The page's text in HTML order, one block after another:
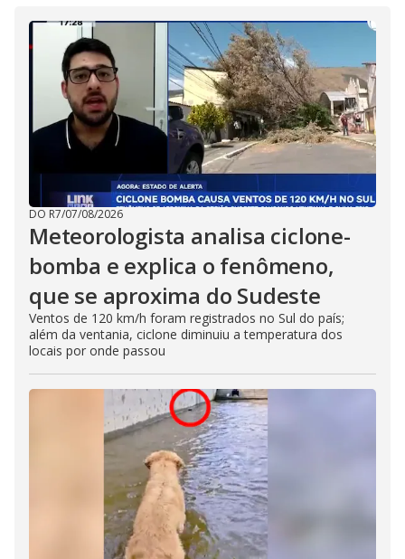
DO R7/07/08/2026
Meteorologista analisa ciclone-
bomba e explica o fenômeno,
que se aproxima do Sudeste
Ventos de 120 km/h foram registrados no Sul do país;
além da ventania, ciclone diminuiu a temperatura dos
locais por onde passou